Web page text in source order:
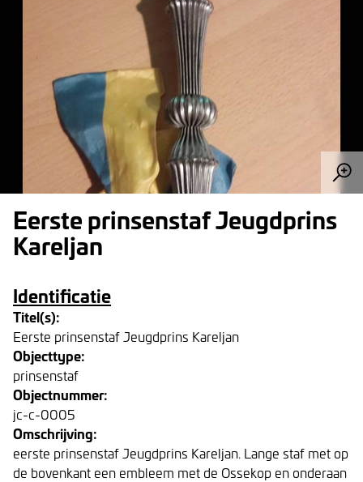
Eerste prinsenstaf Jeugdprins
Kareljan
Identificatie
Titel(s):
Eerste prinsenstaf Jeugdprins Kareljan
Objecttype:
prinsenstaf
Objectnummer:
jc-c-0005
Omschrijving:
eerste prinsenstaf Jeugdprins Kareljan. Lange staf met op
de bovenkant een embleem met de Ossekop en onderaan